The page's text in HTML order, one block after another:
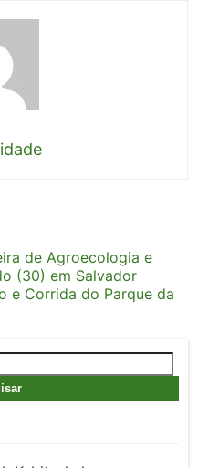
de Agroecologia e
(30) em Salvador
e Corrida do Parque da